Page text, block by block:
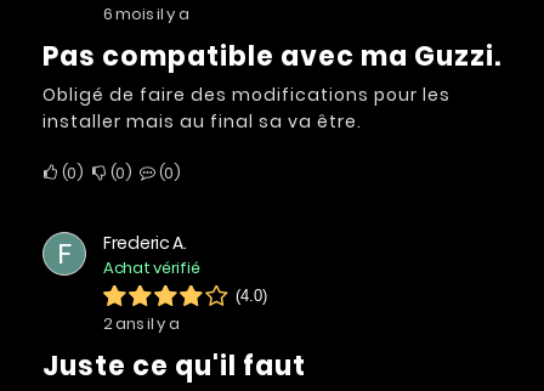
6 mois il y a
Pas compatible avec ma Guzzi.
Obligé de faire des modifications pour les
installer mais au final sa va être.
0 0 0
F Frederic A.
Achat vérifié
(4.0)
2 ans il y a
Juste ce qu'il faut